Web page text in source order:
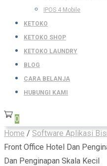
IPOS 4 Mobile
KETOKO
KETOKO SHOP
KETOKO LAUNDRY
BLOG
CARA BELANJA
HUBUNGI KAMI
0
Home / Software Aplikasi
Front Office Hotel Dan
Dan Penginapan Skala Kecil